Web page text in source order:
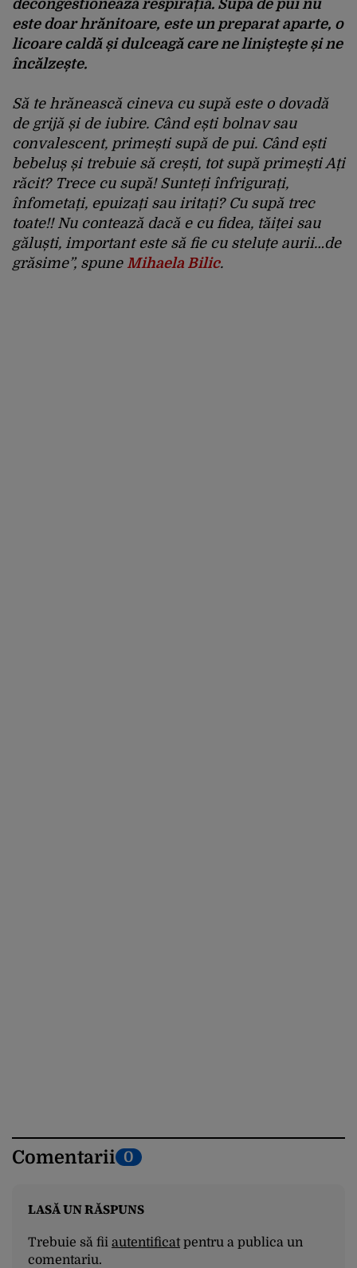
decongestionează respirația. Supa de pui nu
este doar hrănitoare, este un preparat aparte, o
licoare caldă și dulceagă care ne liniștește și ne
încălzește.
Să te hrănească cineva cu supă este o dovadă
de grijă și de iubire. Când ești bolnav sau
convalescent, primești supă de pui. Când ești
bebeluș și trebuie să crești, tot supă primești Ați
răcit? Trece cu supă! Sunteți înfrigurați,
înfometați, epuizați sau iritați? Cu supă trec
toate!! Nu contează dacă e cu fidea, tăiței sau
găluști, important este să fie cu steluțe aurii…de
grăsime”, spune Mihaela Bilic.
Comentarii 0
LASĂ UN RĂSPUNS
Trebuie să fii autentificatpentru a publica un
comentariu.